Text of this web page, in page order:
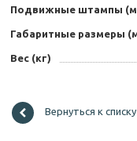
Подвижные штампы
Габаритные размеры
Вес (кг)
Вернуться к списку